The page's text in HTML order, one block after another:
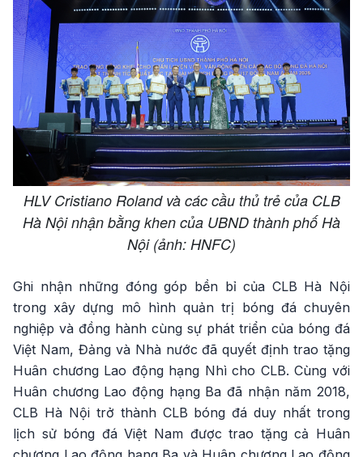
HLV Cristiano Roland và các cầu thủ trẻ của CLB
Hà Nội nhận bằng khen của UBND thành phố Hà
Nội (ảnh: HNFC)
Ghi nhận những đóng góp bền bỉ của CLB Hà Nội
trong xây dựng mô hình quản trị bóng đá chuyên
nghiệp và đồng hành cùng sự phát triển của bóng đá
Việt Nam, Đảng và Nhà nước đã quyết định trao tặng
Huân chương Lao động hạng Nhì cho CLB. Cùng với
Huân chương Lao động hạng Ba đã nhận năm 2018,
CLB Hà Nội trở thành CLB bóng đá duy nhất trong
lịch sử bóng đá Việt Nam được trao tặng cả Huân